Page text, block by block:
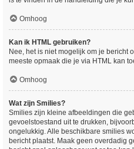
Omhoog
Kan ik HTML gebruiken?
Nee, het is niet mogelijk om je bericht
meeste opmaak die je via HTML kan
Omhoog
Wat zijn Smilies?
Smilies zijn kleine afbeeldingen die
gevoelstoestand uit te drukken,
ongelukkig. Alle beschikbare smilies
bericht plaatst. Maak geen overdadig